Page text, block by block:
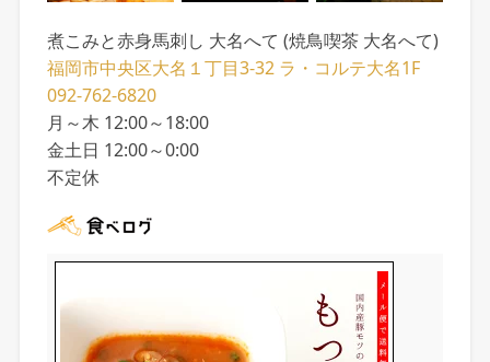
煮こみと赤身馬刺し 大名へて (焼鳥喫茶 大名へて)
福岡市中央区大名１丁目3-32 ラ・コルテ大名1F
092-762-6820
月～木 12:00～18:00
金土日 12:00～0:00
不定休